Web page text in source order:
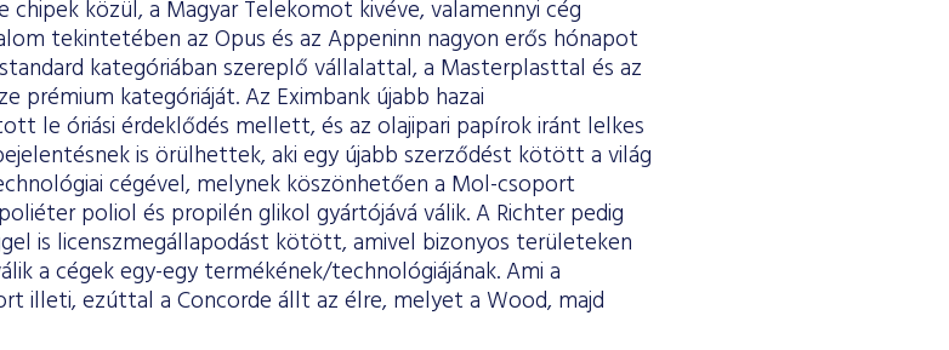
közül, a Magyar Telekomot kivéve, valamennyi cég
tekintetében az Opus és az Appeninn nagyon erős hónapot
kategóriában szereplő vállalattal, a Masterplasttal és az
prémium kategóriáját. Az Eximbank újabb hazai
le óriási érdeklődés mellett, és az olajipari papírok iránt lelkes
is örülhettek, aki egy újabb szerződést kötött a világ
cégével, melynek köszönhetően a Mol-csoport
poliol és propilén glikol gyártójává válik. A Richter pedig
is licenszmegállapodást kötött, amivel bizonyos területeken
a cégek egy-egy termékének/technológiájának. Ami a
illeti, ezúttal a Concorde állt az élre, melyet a Wood, majd